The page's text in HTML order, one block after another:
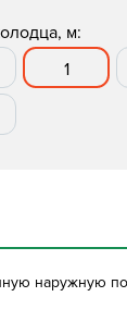
м:
1
наружную